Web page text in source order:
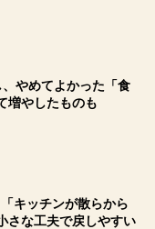
やめてよかった「食
増やしたものも
キッチンが散らから
さな工夫で戻しやすい